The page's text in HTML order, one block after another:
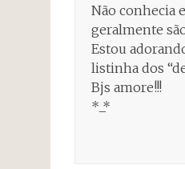
Não conhecia
geralmente
Estou
listinha dos
Bjs amore!!!
*_*